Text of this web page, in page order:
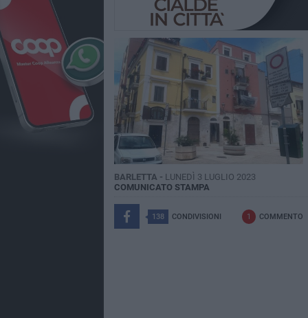
BARLETTA - LUNEDÌ 3 LUGLIO 2023
COMUNICATO STAMPA
138 CONDIVISIONI 1 COMMENTO